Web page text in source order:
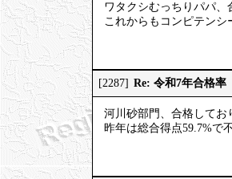
ワタクシむっちりパパ
これからもコンピテン
[2287] Re: 令和7年合格率
河川砂部門、合格してお
昨年は総合得点59.7%で